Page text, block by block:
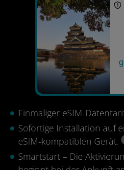
Einmaliger eSIM-
Sofortige Installation auf
eSIM-kompatiblen Gerät.
Smartstart – Die